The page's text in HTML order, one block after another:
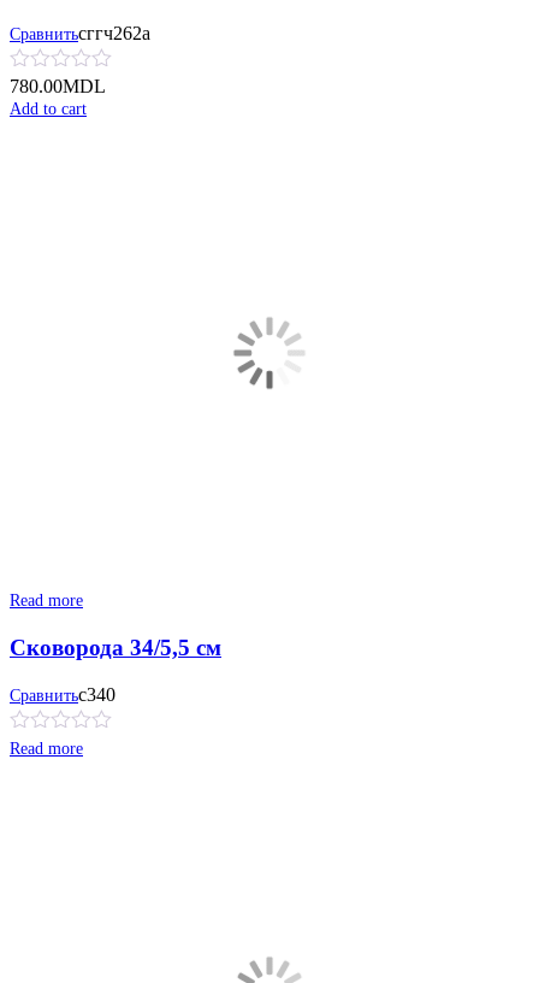
Сравнитьсггч262а
780.00MDL
Add to cart
Read more
Сковорода 34/5,5 см
Сравнитьс340
Read more